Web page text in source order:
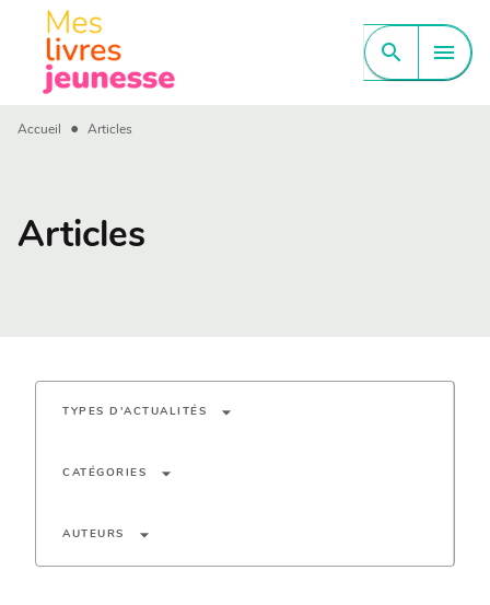
MENU CONTENU
PIED DE PAGE
search menu
Accueil • Articles
Articles
TYPES D'ACTUALITÉS arrow_drop_down
CATÉGORIES arrow_drop_down
AUTEURS arrow_drop_down